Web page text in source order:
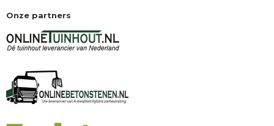
Onze partners